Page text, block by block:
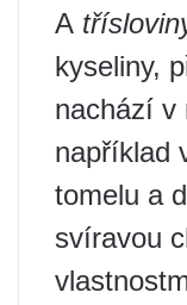
А
kyseliny,
nachází v
například
tomelu a
svíravou